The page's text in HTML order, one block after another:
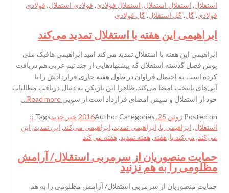
استقلال, استقلال استقلال, استقلال فولادی, فولادی استقلال, فولادی
فولادی,گل,گل استقلال,گل فولادی
ابراهیمی این هفته با استقلال تمدید می‌کند
ابراهیمی این هفته با استقلال تمدید می‌کند امید ابراهیمی هافبک ملی
پوش فصل گذشته استقلال که پیشنهادهایی از چند تیم عربی هم دریافت
کرده است به احتمال فراوان در طول هفته جاری قراردادش را با
آبی‌های پایتخت امضا می‌کند. ظاهرا این بازیکن به دنبال دریافت مطالبات
خود از استقلال و سپس امضای قرارداد است.از سویی
Posted on ژوئن 25, 2016 AuthorCategories خبر جدیدTags
::
استقلال, ابراهیمی با, ابراهیمی تمدید, ابراهیمی می‌کند, این تمدید, این
می‌کند, می‌کند با,هفته,هفته تمدید,هفته می‌کند
حمایت منصوریان از سرمربی استقلال/ آرامش
مظلومی را به هم نزنید
حمایت منصوریان از سرمربی استقلال/ آرامش مظلومی را به هم